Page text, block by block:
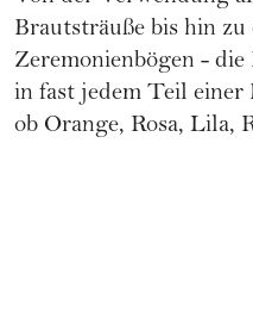
Brautsträuße bis hin zu
Zeremonienbögen -
in fast jedem Teil einer
ob Orange, Rosa, Lila,